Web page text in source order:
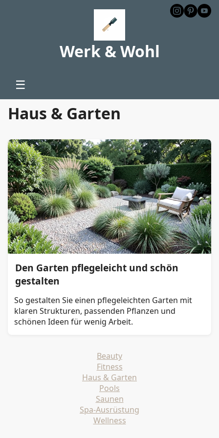
Werk & Wohl
☰
Haus & Garten
Den Garten pflegeleicht und schön
gestalten
So gestalten Sie einen pflegeleichten Garten mit
klaren Strukturen, passenden Pflanzen und
schönen Ideen für wenig Arbeit.
Beauty
Fitness
Haus & Garten
Pools
Saunen
Spa-Ausrüstung
Wellness